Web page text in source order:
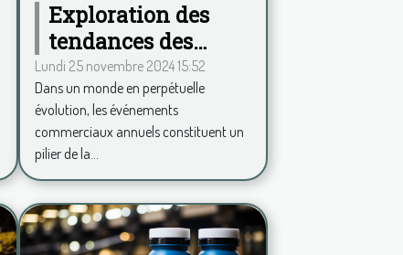
Exploration des
tendances des
événements
commerciaux
annuels et leur
impact
Lundi 25 novembre 2024 15:52
Dans un monde en perpétuelle
évolution, les événements
commerciaux annuels constituent un
pilier de la...